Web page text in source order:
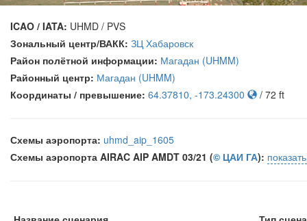
ICAO / IATA: UHMD / PVS
Зональный центр/ВАКК: ЗЦ Хабаровск
Район полётной информации: Магадан (UHMM)
Районный центр: Магадан (UHMM)
Координаты / превышение: 64.37810, -173.24300 / 72 ft
Схемы аэропорта: uhmd_aip_1605
Схемы аэропорта AIRAC AIP AMDT 03/21 (© ЦАИ ГА):